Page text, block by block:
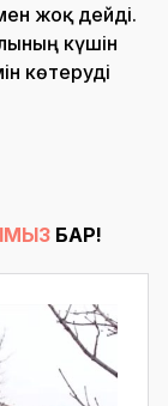
жоқ дейді.
күшін
көтеруді
БАР!